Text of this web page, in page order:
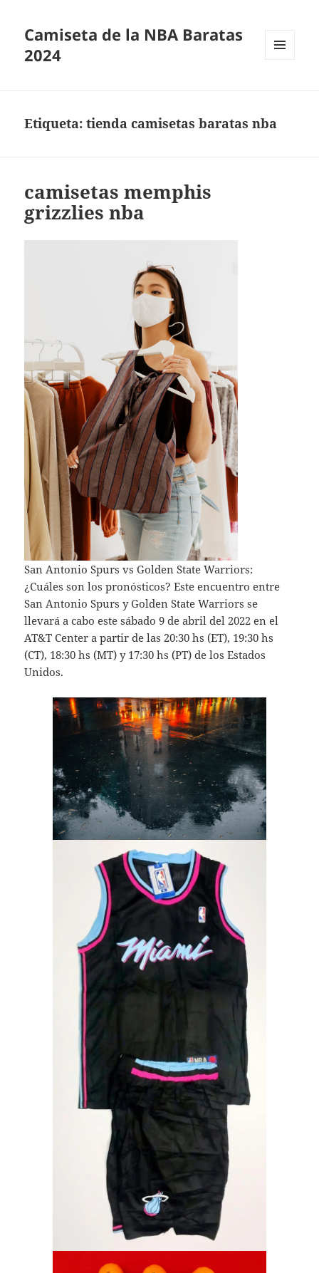
Camiseta de la NBA Baratas
2024
Etiqueta:tienda camisetas baratas nba
camisetas memphis
grizzlies nba
San Antonio Spurs vs Golden State Warriors:
¿Cuáles son los pronósticos? Este encuentro entre
San Antonio Spurs y Golden State Warriors se
llevará a cabo este sábado 9 de abril del 2022 en el
AT&T Center a partir de las 20:30 hs (ET), 19:30 hs
(CT), 18:30 hs (MT) y 17:30 hs (PT) de los Estados
Unidos.